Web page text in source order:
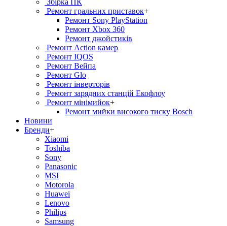
Збірка ПК
Ремонт гральних приставок+
Ремонт Sony PlayStation
Ремонт Xbox 360
Ремонт джойстиків
Ремонт Action камер
Ремонт IQOS
Ремонт Вейпа
Ремонт Glo
Ремонт інверторів
Ремонт зарядних станцій Екофлоу
Ремонт мiнiмийок+
Ремонт мийки високого тиску Bosch
Новини
Бренди+
Xiaomi
Toshiba
Sony
Panasonic
MSI
Motorola
Huawei
Lenovo
Philips
Samsung